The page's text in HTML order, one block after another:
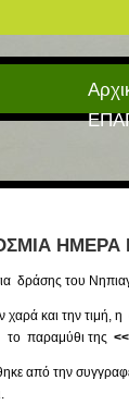
ΗΜΕΡΑ
δράσης του
χαρά και την τιμή,
το παραμύθι της
από την